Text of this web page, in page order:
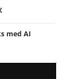
med AI